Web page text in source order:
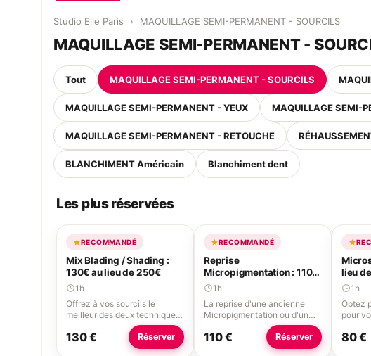
Studio Elle Paris › MAQUILLAGE SEMI-PERMANENT - SOURCILS
MAQUILLAGE SEMI-PERMANENT -
Tout MAQUILLAGE SEMI-PERMANENT - SOURCILS
MAQUILLAGE SEMI-PERMANENT - YEUX MAQUILLAGE SEMI-
MAQUILLAGE SEMI-PERMANENT - RETOUCHE
BLANCHIMENT Américain Blanchiment dent
Les plus réservées
RECOMMANDÉ
Mix Blading / Shading :
130€ au lieu de 250€
1h
Offrez à vos sourcils le
meilleur des deux techniques.
En effet, le mix permet d'avoir
le résultat le plus sophistiqué
grâce à l'utilisation des deux
130 € Réserver
RECOMMANDÉ
Reprise
Micropigmentation : 110€
au lieu de 250€
1h
La reprise d'une ancienne
Micropigmentation ou d'un
ancien tatouage est une
technique provenant des
États-unis permettant à l'aide
110 € Réserver
lieu
1h
Optez
pour
l'aide
80 €